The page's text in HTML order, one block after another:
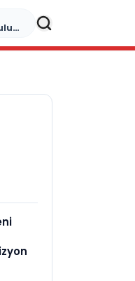
“Düğün Şarkıcısı” seyircisiyle buluşmak için gün sayıyor